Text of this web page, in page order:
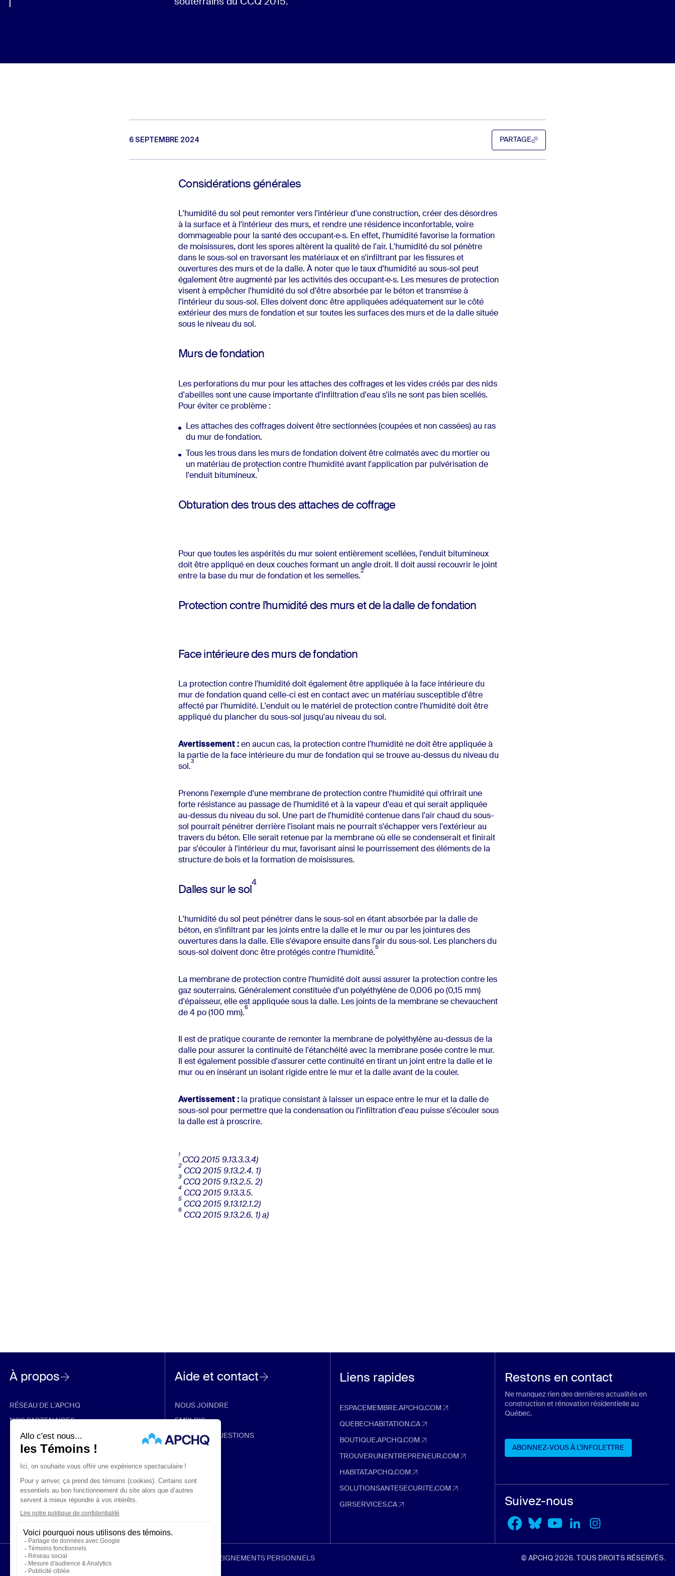
souterrains du CCQ 2015.
6 SEPTEMBRE 2024 PARTAGE
PARTAGE
Considérations générales
L'humidité du sol peut remonter vers l'intérieur d'une construction, créer des désordres
à la surface et à l'intérieur des murs, et rendre une résidence inconfortable, voire
dommageable pour la santé des occupant·e·s. En effet, l'humidité favorise la formation
de moisissures, dont les spores altèrent la qualité de l'air. L'humidité du sol pénètre
dans le sous-sol en traversant les matériaux et en s'infiltrant par les fissures et
ouvertures des murs et de la dalle. À noter que le taux d'humidité au sous-sol peut
également être augmenté par les activités des occupant·e·s. Les mesures de protection
visent à empêcher l'humidité du sol d'être absorbée par le béton et transmise à
l'intérieur du sous-sol. Elles doivent donc être appliquées adéquatement sur le côté
extérieur des murs de fondation et sur toutes les surfaces des murs et de la dalle située
sous le niveau du sol.
Murs de fondation
Les perforations du mur pour les attaches des coffrages et les vides créés par des nids
d'abeilles sont une cause importante d'infiltration d'eau s'ils ne sont pas bien scellés.
Pour éviter ce problème :
Les attaches des coffrages doivent être sectionnées (coupées et non cassées) au ras
du mur de fondation.
Tous les trous dans les murs de fondation doivent être colmatés avec du mortier ou
un matériau de protection contre l'humidité avant l'application par pulvérisation de
l'enduit bitumineux.
1
Obturation des trous des attaches de coffrage
Pour que toutes les aspérités du mur soient entièrement scellées, l'enduit bitumineux
doit être appliqué en deux couches formant un angle droit. Il doit aussi recouvrir le joint
entre la base du mur de fondation et les semelles.
2
Protection contre l'humidité des murs et de la dalle de fondation
Face intérieure des murs de fondation
La protection contre l'humidité doit également être appliquée à la face intérieure du
mur de fondation quand celle-ci est en contact avec un matériau susceptible d'être
affecté par l'humidité. L'enduit ou le matériel de protection contre l'humidité doit être
appliqué du plancher du sous-sol jusqu'au niveau du sol.
Avertissement :en aucun cas, la protection contre l'humidité ne doit être appliquée à
la partie de la face intérieure du mur de fondation qui se trouve au-dessus du niveau du
sol.
3
Prenons l'exemple d'une membrane de protection contre l'humidité qui offrirait une
forte résistance au passage de l'humidité et à la vapeur d'eau et qui serait appliquée
au-dessus du niveau du sol. Une part de l'humidité contenue dans l'air chaud du sous-
sol pourrait pénétrer derrière l'isolant mais ne pourrait s'échapper vers l'extérieur au
travers du béton. Elle serait retenue par la membrane où elle se condenserait et finirait
par s'écouler à l'intérieur du mur, favorisant ainsi le pourrissement des éléments de la
structure de bois et la formation de moisissures.
Dalles sur le sol
4
L'humidité du sol peut pénétrer dans le sous-sol en étant absorbée par la dalle de
béton, en s'infiltrant par les joints entre la dalle et le mur ou par les jointures des
ouvertures dans la dalle. Elle s'évapore ensuite dans l'air du sous-sol. Les planchers du
sous-sol doivent donc être protégés contre l'humidité.
5
La membrane de protection contre l'humidité doit aussi assurer la protection contre les
gaz souterrains. Généralement constituée d'un polyéthylène de 0,006 po (0,15 mm)
d'épaisseur, elle est appliquée sous la dalle. Les joints de la membrane se chevauchent
de 4 po (100 mm).
6
Il est de pratique courante de remonter la membrane de polyéthylène au-dessus de la
dalle pour assurer la continuité de l'étanchéité avec la membrane posée contre le mur.
Il est également possible d'assurer cette continuité en tirant un joint entre la dalle et le
mur ou en insérant un isolant rigide entre le mur et la dalle avant de la couler.
Avertissement : la pratique consistant à laisser un espace entre le mur et la dalle de
sous-sol pour permettre que la condensation ou l'infiltration d'eau puisse s'écouler sous
la dalle est à proscrire.
1
CCQ 2015 9.13.3.3.4)
2
CCQ 2015 9.13.2.4. 1)
3
CCQ 2015 9.13.2.5. 2)
4
CCQ 2015 9.13.3.5.
5
CCQ 2015 9.13.12.1.2)
6
CCQ 2015 9.13.2.6. 1) a)
À propos
RÉSEAU DE L'APCHQ
NOS PARTENAIRES
RABAIS ET PROMOTIONS
Aide et contact
NOUS JOINDRE
EMPLOIS
FOIRE AUX QUESTIONS
Liens rapides
ESPACEMEMBRE.APCHQ.COM
espacemembre.apchq.com (Ouvre dans un nouvel onglet)
QUEBECHABITATION.CA
BOUTIQUE.APCHQ.COM
TROUVERUNENTREPRENEUR.COM
HABITAT.APCHQ.COM
SOLUTIONSANTESECURITE.COM
solutionsantesecurite.com (Ouvre dans un nouvel onglet)
GIRSERVICES.CA
Restons en contact
Ne manquez rien des dernières actualités en
construction et rénovation résidentielle au
Québec.
ABONNEZ-VOUS À L’INFOLETTRE
Suivez-nous
ÉNONCÉS LÉGAUX PROTECTION DES RENSEIGNEMENTS PERSONNELS © APCHQ 2026. TOUS DROITS RÉSERVÉS.